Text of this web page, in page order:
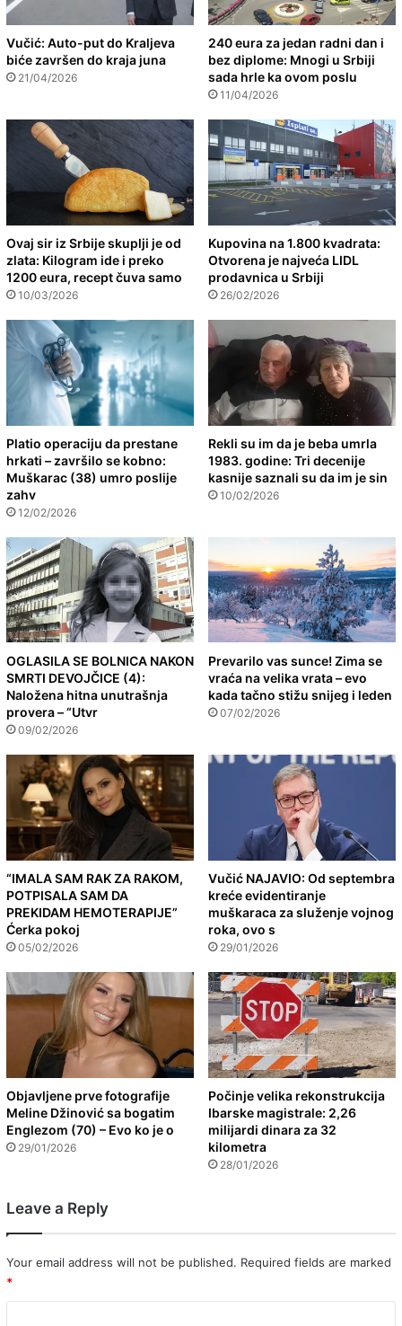
Vučić: Auto-put do Kraljeva
biće završen do kraja juna
21/04/2026
240 eura za jedan radni dan i
bez diplome: Mnogi u Srbiji
sada hrle ka ovom poslu
11/04/2026
Ovaj sir iz Srbije skuplji je od
zlata: Kilogram ide i preko
1200 eura, recept čuva samo
10/03/2026
Kupovina na 1.800 kvadrata:
Otvorena je najveća LIDL
prodavnica u Srbiji
26/02/2026
Platio operaciju da prestane
hrkati – završilo se kobno:
Muškarac (38) umro poslije
zahv
12/02/2026
Rekli su im da je beba umrla
1983. godine: Tri decenije
kasnije saznali su da im je sin
10/02/2026
OGLASILA SE BOLNICA NAKON
SMRTI DEVOJČICE (4):
Naložena hitna unutrašnja
provera – “Utvr
09/02/2026
Prevarilo vas sunce! Zima se
vraća na velika vrata – evo
kada tačno stižu snijeg i leden
07/02/2026
“IMALA SAM RAK ZA RAKOM,
POTPISALA SAM DA
PREKIDAM HEMOTERAPIJE”
Ćerka pokoj
05/02/2026
Vučić NAJAVIO: Od septembra
kreće evidentiranje
muškaraca za služenje vojnog
roka, ovo s
29/01/2026
Objavljene prve fotografije
Meline Džinović sa bogatim
Englezom (70) – Evo ko je o
29/01/2026
Počinje velika rekonstrukcija
Ibarske magistrale: 2,26
milijardi dinara za 32
kilometra
28/01/2026
Leave a Reply
Your email address will not be published. Required fields are marked
*